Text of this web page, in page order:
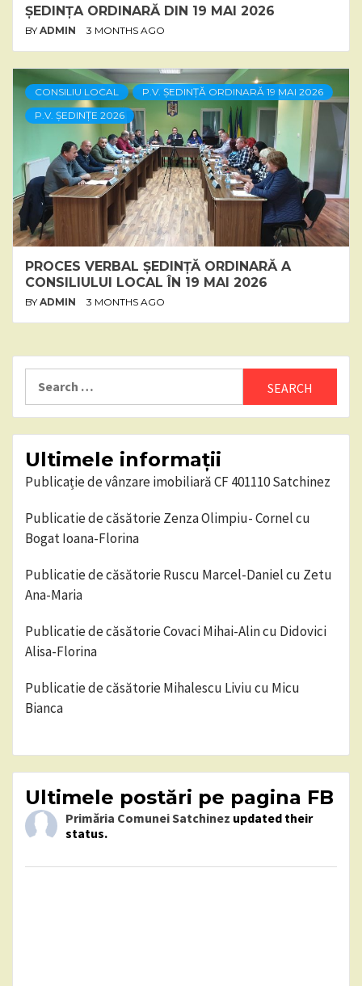
ȘEDINȚA ORDINARĂ DIN 19 MAI 2026
BY ADMIN 3 MONTHS AGO
CONSILIU LOCAL
P.V. ȘEDINȚĂ ORDINARĂ 19 MAI 2026
P.V. ȘEDINȚE 2026
PROCES VERBAL ȘEDINȚĂ ORDINARĂ A
CONSILIULUI LOCAL ÎN 19 MAI 2026
BY ADMIN 3 MONTHS AGO
Ultimele informații
Publicație de vânzare imobiliară CF 401110 Satchinez
Publicatie de căsătorie Zenza Olimpiu- Cornel cu
Bogat Ioana-Florina
Publicatie de căsătorie Ruscu Marcel-Daniel cu Zetu
Ana-Maria
Publicatie de căsătorie Covaci Mihai-Alin cu Didovici
Alisa-Florina
Publicatie de căsătorie Mihalescu Liviu cu Micu
Bianca
Ultimele postări pe pagina FB
Primăria Comunei Satchinez updated their
status.